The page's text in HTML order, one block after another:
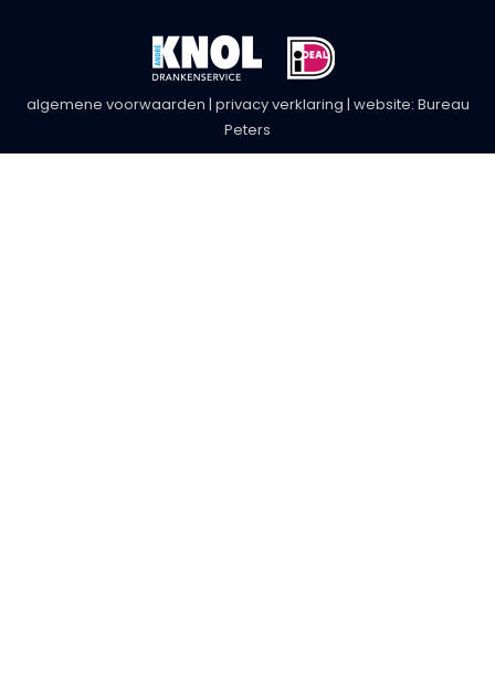
algemene voorwaarden | privacy verklaring | website: Bureau
Peters